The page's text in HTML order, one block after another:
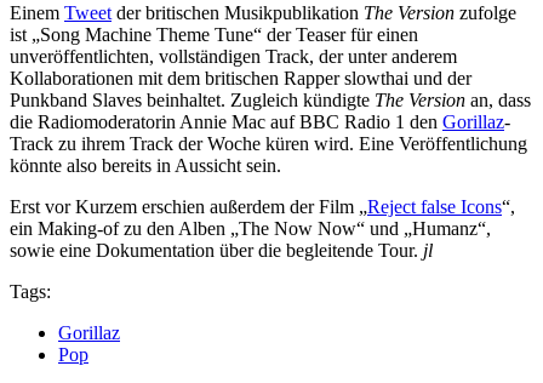
Einem Tweet der britischen Musikpublikation The Version zufolge
ist „Song Machine Theme Tune“ der Teaser für einen
unveröffentlichten, vollständigen Track, der unter anderem
Kollaborationen mit dem britischen Rapper slowthai und der
Punkband Slaves beinhaltet. Zugleich kündigte The Version an, dass
die Radiomoderatorin Annie Mac auf BBC Radio 1 den Gorillaz-
Track zu ihrem Track der Woche küren wird. Eine Veröffentlichung
könnte also bereits in Aussicht sein.
Erst vor Kurzem erschien außerdem der Film „Reject false Icons“,
ein Making-of zu den Alben „The Now Now“ und „Humanz“,
sowie eine Dokumentation über die begleitende Tour. jl
Tags:
Gorillaz
Pop